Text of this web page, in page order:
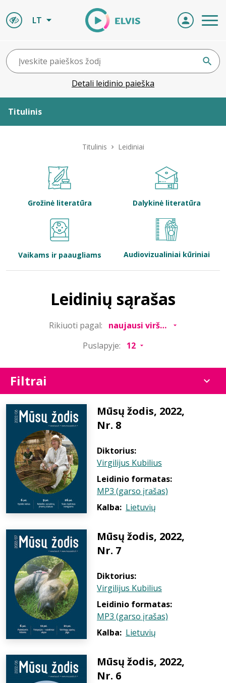
LT
Detali leidinio paieška
Titulinis
Bibliotekoms
Titulinis Leidiniai
Grožinė literatūra Dalykinė literatūra
Vaikams ir paaugliams Audiovizualiniai kūriniai
Leidinių sąrašas
Rikiuoti pagal:
Puslapyje:
Filtrai
Mūsų žodis, 2022,
Nr. 8
Diktorius:
Virgilijus Kubilius
Leidinio formatas:
MP3 (garso įrašas)
Kalba: Lietuvių
Mūsų žodis, 2022,
Nr. 7
Diktorius:
Virgilijus Kubilius
Leidinio formatas:
MP3 (garso įrašas)
Kalba: Lietuvių
Mūsų žodis, 2022,
Nr. 6